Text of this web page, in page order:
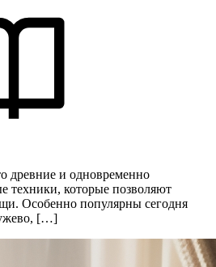
древние и одновременно
техники, которые позволяют
Особенно популярны сегодня
[…]